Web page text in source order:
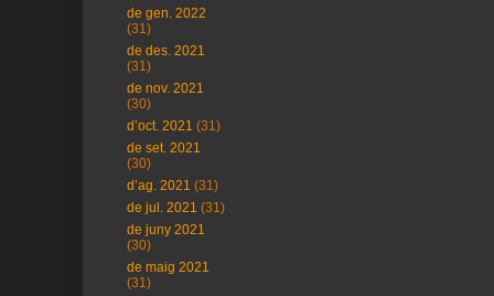
de gen. 2022
(31)
de des. 2021
(31)
de nov. 2021
(30)
d’oct. 2021 (31)
de set. 2021
(30)
d’ag. 2021 (31)
de jul. 2021 (31)
de juny 2021
(30)
de maig 2021
(31)